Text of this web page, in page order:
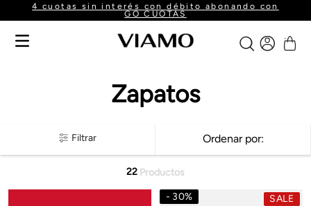
4 cuotas sin interés con débito abonando con
GO CUOTAS
Zapatos
Filtrar Ordenar por
22 Productos
30% SALE